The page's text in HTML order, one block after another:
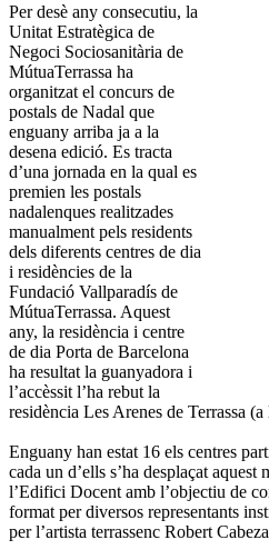
Per desè any consecutiu, la
Unitat Estratègica de
Negoci Sociosanitària de
MútuaTerrassa ha
organitzat el concurs de
postals de Nadal que
enguany arriba ja a la
desena edició. Es tracta
d’una jornada en la qual es
premien les postals
nadalenques realitzades
manualment pels residents
dels diferents centres de dia
i residències de la
Fundació Vallparadís de
MútuaTerrassa. Aquest
any, la residència i centre
de dia Porta de Barcelona
ha resultat la guanyadora i
l’accèssit l’ha rebut la
residència Les Arenes de Terrassa
Enguany han estat 16 els centres
cada un d’ells s’ha desplaçat
l’Edifici Docent amb l’objectiu de
format per diversos representants
per l’artista terrassenc Robert